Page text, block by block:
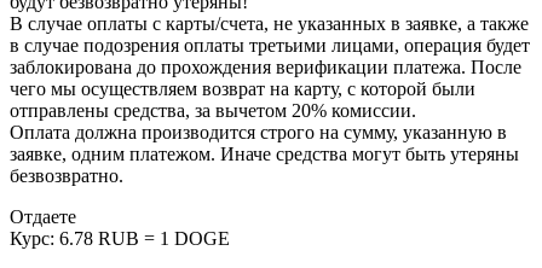
В случае оплаты с карты/счета, не указанных в заявке, а также
в случае подозрения оплаты третьими лицами, операция будет
заблокирована до прохождения верификации платежа. После
чего мы осуществляем возврат на карту, с которой были
отправлены средства, за вычетом 20% комиссии.
Оплата должна производится строго на сумму, указанную в
заявке, одним платежом. Иначе средства могут быть утеряны
безвозвратно.
Отдаете
Курс: 6.78 RUB = 1 DOGE